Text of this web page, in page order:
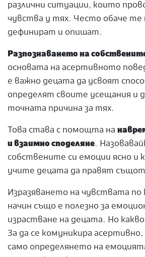
различни ситуации, които
чувства у тях. Често обаче те
дефинират и опишат.
Разпознаването на
основата на асертивното
е важно децата да усвоят
определят своите усещания и
точната причина за тях.
Това става с помощта на
и взаимно споделяне.
собствените си емоции ясно и
учите децата да правят
Изразяването на чувствата
начин също е полезно за
израстване на децата. Но
За да се комуникира
само определянето на